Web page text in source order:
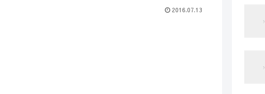
2016.07.13